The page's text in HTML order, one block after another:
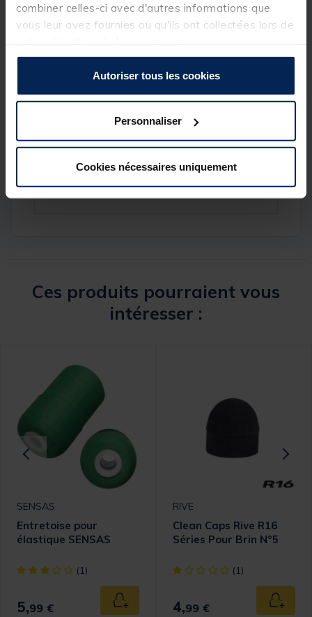
combiner celles-ci avec d'autres informations que
vous leur avez fournies ou qu'ils ont collectées lors de
Autoriser tous les cookies
Personnaliser
Cookies nécessaires uniquement
Détails
Spécifications
146517-1
Marque
SENSAS
Ces produits pourraient vous
intéresser :
panier
SENSAS
Entretoise pour
élastique SENSAS
[object Object] out of 5 Customer Rating
(1)
5,99 € Ajouter au panier
RIVE
Clean Caps Rive R16
Séries Pour Brin N°5
[object Object] out of 5
(1)
4,99 €